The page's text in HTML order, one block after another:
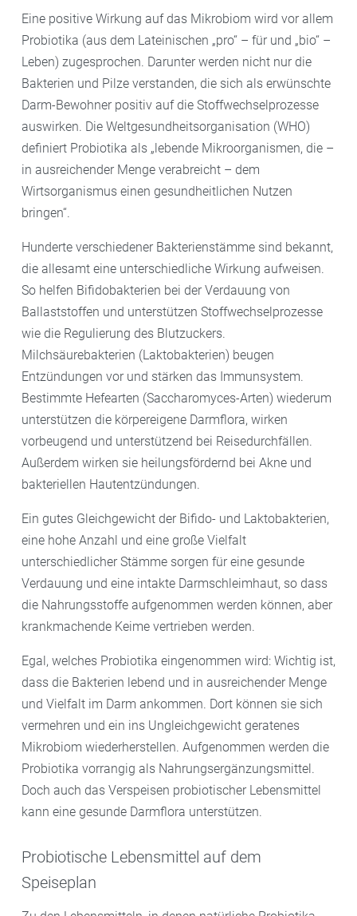
Eine positive Wirkung auf das Mikrobiom wird vor allem
Probiotika (aus dem Lateinischen „pro“ – für und „bio“ –
Leben) zugesprochen. Darunter werden nicht nur die
Bakterien und Pilze verstanden, die sich als erwünschte
Darm-Bewohner positiv auf die Stoffwechselprozesse
auswirken. Die Weltgesundheitsorganisation (WHO)
definiert Probiotika als „lebende Mikroorganismen, die –
in ausreichender Menge verabreicht – dem
Wirtsorganismus einen gesundheitlichen Nutzen
bringen“.
Hunderte verschiedener Bakterienstämme sind bekannt,
die allesamt eine unterschiedliche Wirkung aufweisen.
So helfen Bifidobakterien bei der Verdauung von
Ballaststoffen und unterstützen Stoffwechselprozesse
wie die Regulierung des Blutzuckers.
Milchsäurebakterien (Laktobakterien) beugen
Entzündungen vor und stärken das Immunsystem.
Bestimmte Hefearten (Saccharomyces-Arten) wiederum
unterstützen die körpereigene Darmflora, wirken
vorbeugend und unterstützend bei Reisedurchfällen.
Außerdem wirken sie heilungsfördernd bei Akne und
bakteriellen Hautentzündungen.
Ein gutes Gleichgewicht der Bifido- und Laktobakterien,
eine hohe Anzahl und eine große Vielfalt
unterschiedlicher Stämme sorgen für eine gesunde
Verdauung und eine intakte Darmschleimhaut, so dass
die Nahrungsstoffe aufgenommen werden können, aber
krankmachende Keime vertrieben werden.
Egal, welches Probiotika eingenommen wird: Wichtig ist,
dass die Bakterien lebend und in ausreichender Menge
und Vielfalt im Darm ankommen. Dort können sie sich
vermehren und ein ins Ungleichgewicht geratenes
Mikrobiom wiederherstellen. Aufgenommen werden die
Probiotika vorrangig als Nahrungsergänzungsmittel.
Doch auch das Verspeisen probiotischer Lebensmittel
kann eine gesunde Darmflora unterstützen.
Probiotische Lebensmittel auf dem
Speiseplan